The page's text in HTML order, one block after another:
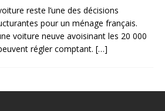
reste l’une des décisions
pour un ménage français.
voiture neuve avoisinant les 20 000
régler comptant. […]